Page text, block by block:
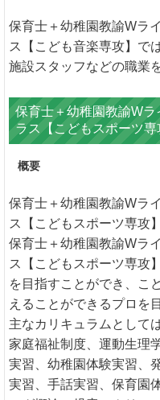
保育士＋幼稚園教諭Wラ
ス【こども音楽専攻】で
施設スタッフなどの職業
保育士＋幼稚園教諭W
ラス【こどもスポーツ
概要
保育士＋幼稚園教諭Wラ
ス【こどもスポーツ専攻
保育士＋幼稚園教諭Wラ
ス【こどもスポーツ専攻
を目指すことができ、こ
えることができるプロを
主なカリキュラムとして
家庭福祉制度、運動生理
実習、幼稚園体験実習、
実習、手話実習、保育園